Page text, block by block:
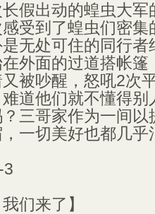
假出动的蝗虫大军
受到了蝗虫们密集
无处可住的同行
外面的过道搭帐篷
被吵醒，怒吼2次
道他们就不懂得别
三哥家作为一间以
一切美好也都几乎
3
们来了】